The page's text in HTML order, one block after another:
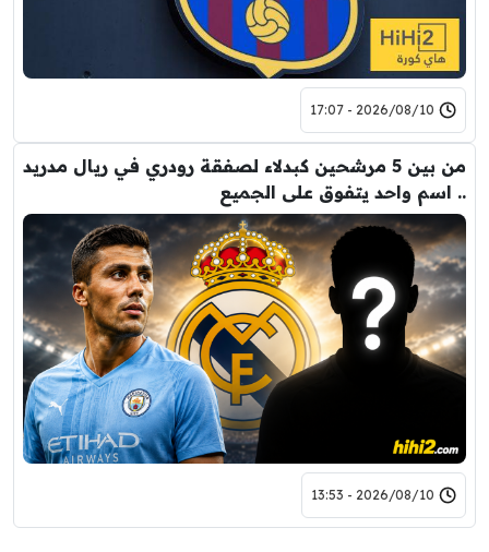
2026/08/10 - 17:07
من بين 5 مرشحين كبدلاء لصفقة رودري في ريال مدريد
.. اسم واحد يتفوق على الجميع
2026/08/10 - 13:53